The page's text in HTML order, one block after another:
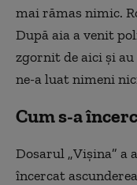
mai rămas nimic.
După aia a venit
zgornit de aici și
ne-a luat nimeni
Cum s-a
Dosarul „Vișina” a
încercat